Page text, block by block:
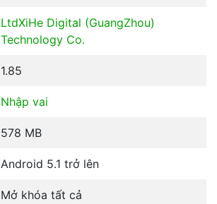
LtdXiHe Digital (GuangZhou)
Technology Co.
1.85
Nhập vai
578 MB
Android 5.1 trở lên
Mở khóa tất cả